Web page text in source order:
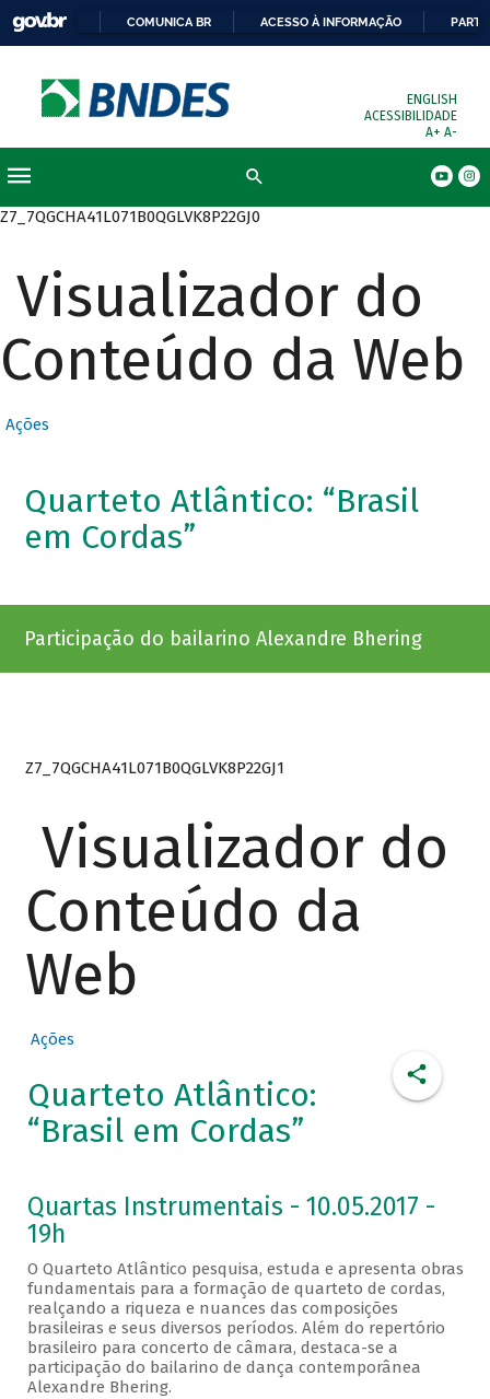
COMUNICA BR ACESSO À INFORMAÇÃO
ENGLISH
ACESSIBILIDADE
A+ A-
Z7_7QGCHA41L071B0QGLVK8P22GJ0
Visualizador do
Conteúdo da Web
Ações
Quarteto Atlântico: “Brasil
em Cordas”
Participação do bailarino Alexandre Bhering
Z7_7QGCHA41L071B0QGLVK8P22GJ1
Visualizador do
Conteúdo da
Web
Ações
Quarteto Atlântico:
“Brasil em Cordas”
Quartas Instrumentais - 10.05.2017 -
19h
O Quarteto Atlântico pesquisa, estuda e apresenta obras
fundamentais para a formação de quarteto de cordas,
realçando a riqueza e nuances das composições
brasileiras e seus diversos períodos. Além do repertório
brasileiro para concerto de câmara, destaca-se a
participação do bailarino de dança contemporânea
Alexandre Bhering.